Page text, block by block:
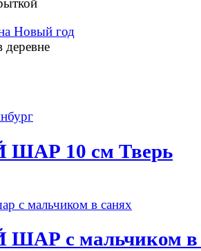
10 см Тверь
с мальчиком в